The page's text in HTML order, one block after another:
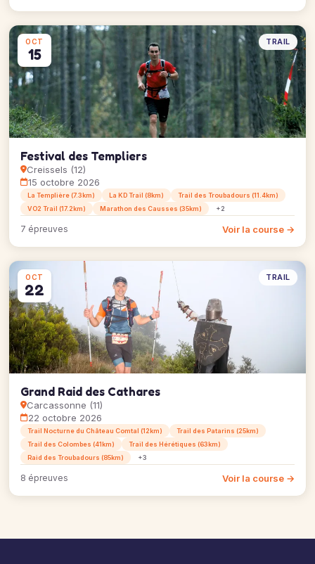
OCT
15
TRAIL
Festival des Templiers
Creissels (12)
15 octobre 2026
La Templière (7.3km) La KD Trail (8km)
Trail des Troubadours (11.4km)
VO2 Trail (17.2km)
Marathon des Causses (35km) +2
7 épreuves Voir la course →
OCT
22
TRAIL
Grand Raid des Cathares
Carcassonne (11)
22 octobre 2026
Trail Nocturne du Château Comtal (12km)
Trail des Patarins (25km)
Trail des Colombes (41km)
Trail des Hérétiques (63km)
Raid des Troubadours (85km)
+3
8 épreuves Voir la course →